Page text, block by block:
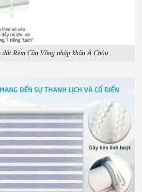
Rèm Cầu Vồng nhập khẩu Á Châu